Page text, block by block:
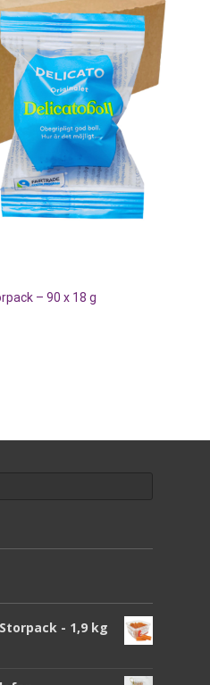
– 90 x 18 g
- 1,9 kg